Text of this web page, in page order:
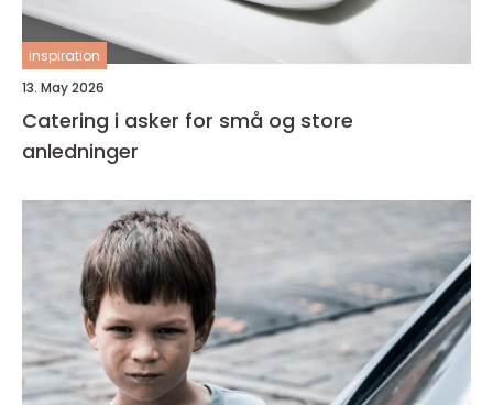
inspiration
13. May 2026
Catering i asker for små og store
anledninger